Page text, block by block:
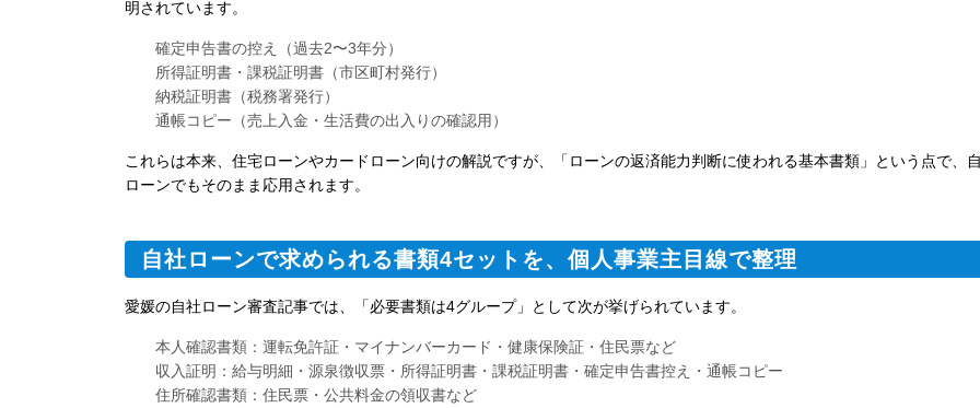
明されています。
確定申告書の控え（過去2〜3年分）
所得証明書・課税証明書（市区町村発行）
納税証明書（税務署発行）
通帳コピー（売上入金・生活費の出入りの確認用）
これらは本来、住宅ローンやカードローン向けの解説ですが、「ローンの返済能力判断に使われる基本書類」という点で、
ローンでもそのまま応用されます。
自社ローンで求められる書類4セットを、個人事業主目線で整理
愛媛の自社ローン審査記事では、「必要書類は4グループ」として次が挙げられています。
本人確認書類 ：運転免許証・マイナンバーカード・健康保険証・住民票など
収入証明 ：給与明細・源泉徴収票・所得証明書・課税証明書・確定申告書控え・通帳コピー
住所確認書類 ：住民票・公共料金の領収書など